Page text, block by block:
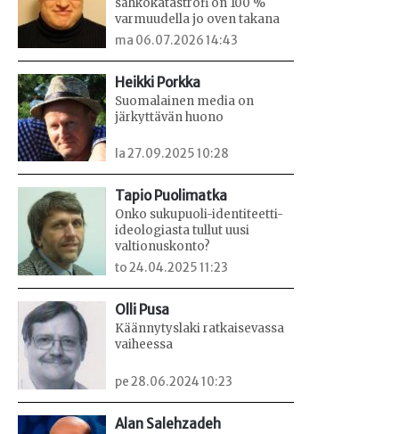
varmuudella jo oven takana
ma 06.07.2026 14:43
Heikki Porkka
Suomalainen media on
järkyttävän huono
la 27.09.2025 10:28
Tapio Puolimatka
Onko sukupuoli-identiteetti-
ideologiasta tullut uusi
valtionuskonto?
to 24.04.2025 11:23
Olli Pusa
Käännytyslaki ratkaisevassa
vaiheessa
pe 28.06.2024 10:23
Alan Salehzadeh